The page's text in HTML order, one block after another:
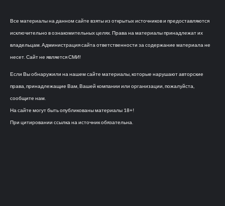
Все материалы на данном сайте взяты из открытых источников и предоставляются
исключительно в ознакомительных целях. Права на материалы принадлежат их
владельцам. Администрация сайта ответственности за содержание материала не
несет. Сайт не является СМИ!
Если Вы обнаружили на нашем сайте материалы, которые нарушают авторские
права, принадлежащие Вам, Вашей компании или организации, пожалуйста,
сообщите нам.
На сайте могут быть опубликованы материалы 18+!
При цитировании ссылка на источник обязательна.